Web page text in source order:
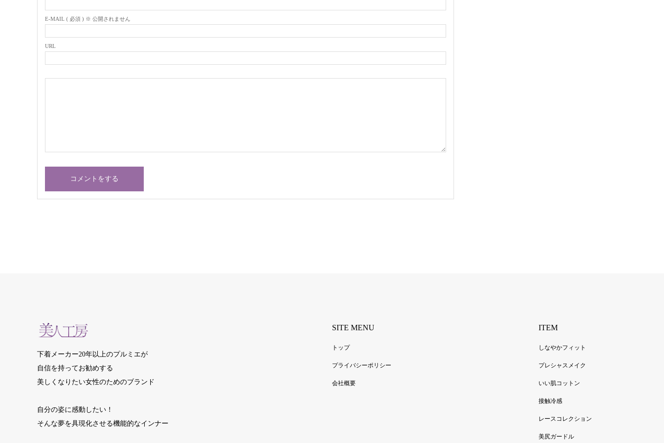
E-MAIL ( 必須 ) ※ 公開されません
URL
下着メーカー20年以上のプルミエが
自信を持ってお勧めする
美しくなりたい女性のためのブランド
自分の姿に感動したい！
そんな夢を具現化させる機能的なインナー
SITE MENU
トップ
プライバシーポリシー
会社概要
ITEM
しなやかフィット
プレシャスメイク
いい肌コットン
接触冷感
レースコレクション
美尻ガードル